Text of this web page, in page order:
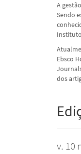
A
Sendo
Ebsco
dos
v. 10